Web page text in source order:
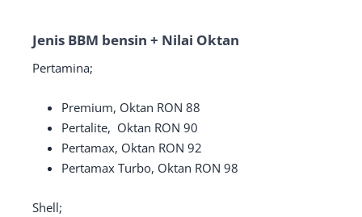
Jenis BBM bensin + Nilai Oktan
Pertamina;
Premium, Oktan RON 88
Pertalite, Oktan RON 90
Pertamax, Oktan RON 92
Pertamax Turbo, Oktan RON 98
Shell;